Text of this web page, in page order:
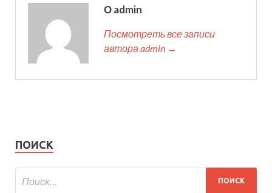
О admin
Посмотреть все записи
автора admin →
ПОИСК